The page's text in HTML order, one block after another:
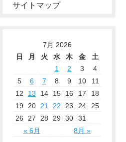
サイトマップ
7月 2026
日
月 火 水 木 金
土
1
2 3
4
5
6 7 8 9 10
11
12
13 14 15 16 17
18
19
20 21 22 23 24
25
26
27 28 29 30
31
« 6月
8月 »